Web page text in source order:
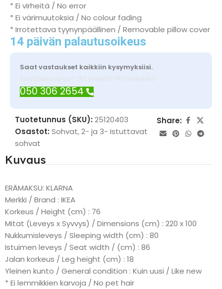
* Ei virheitä / No error
* Ei värimuutoksia / No colour fading
* Irrotettava tyynynpäällinen / Removable pillow cover
14 päivän palautusoikeus
Saat vastaukset kaikkiin kysymyksiisi.
Tarvitsetko apua? Ota yhteyttä WhatsAppilla
050 306 2654
Tuotetunnus (SKU): 25120403
Osastot: Sohvat,2- ja 3- Istuttavat
sohvat
Share:
Kuvaus
ERÄMAKSU: KLARNA
Merkki / Brand : IKEA
Korkeus / Height (cm) : 76
Mitat (Leveys x Syvvys) / Dimensions (cm) : 220 x 100
Nukkumisleveys / Sleeping width (cm) : 80
Istuimen leveys / Seat width / (cm) : 86
Jalan korkeus / Leg height (cm) : 18
Yleinen kunto / General condition : Kuin uusi / Like new
* Ei lemmikkien karvoja / No pet hair